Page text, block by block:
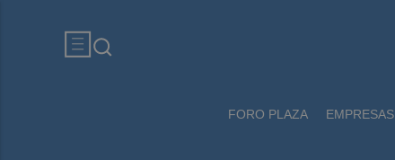
FORO PLAZA EMPRESAS